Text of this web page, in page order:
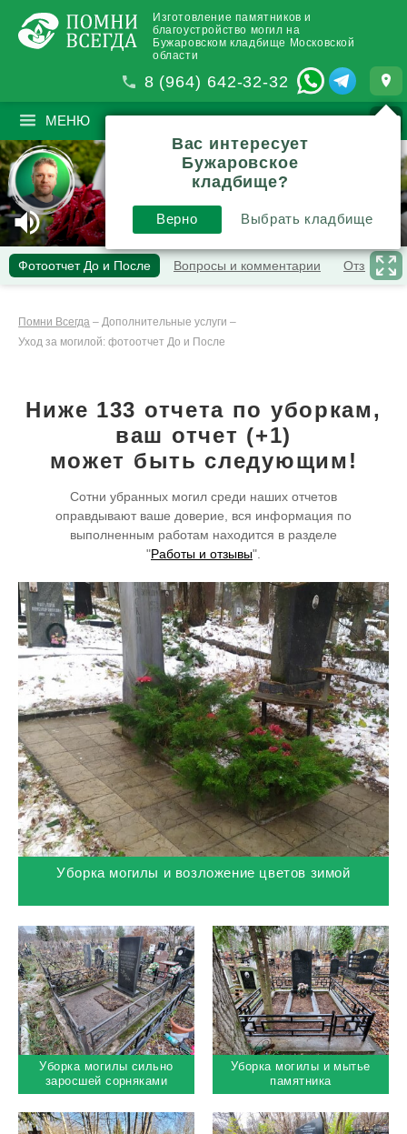
Изготовление памятников и
благоустройство могил на
Бужаровском кладбище Московской
области
8 (964) 642-32-32
МЕНЮ ПОИСК
Уборка могилы Убрать за 20 сек.
Состав полной уборки Фото До-После
Фотоотчет До и После Вопросы и комментарии
Отзывы
Помни Всегда – Дополнительные услуги –
Уход за могилой: фотоотчет До и После
Ниже 133 отчета по уборкам,
ваш отчет (+1)
может быть следующим!
Сотни убранных могил среди наших отчетов
оправдывают ваше доверие,
вся информация по
выполненным работам находится в разделе
"Работы и отзывы".
Уборка могилы и возложение цветов зимой
Уборка могилы сильно
заросшей сорняками
Уборка могилы и мытье
памятника
Вас интересует
Бужаровское
кладбище?
Верно Выбрать кладбище